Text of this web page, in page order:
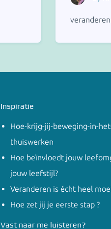
veranderen
Inspiratie
Hoe-krijg-jij-beweging-in-
thuiswerken
Hoe beïnvloedt jouw
jouw leefstijl?
Veranderen is écht heel
Hoe zet jij je eerste stap ?
Vast naar me luisteren?